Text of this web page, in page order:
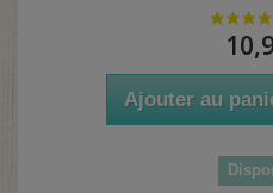
Ajouter au